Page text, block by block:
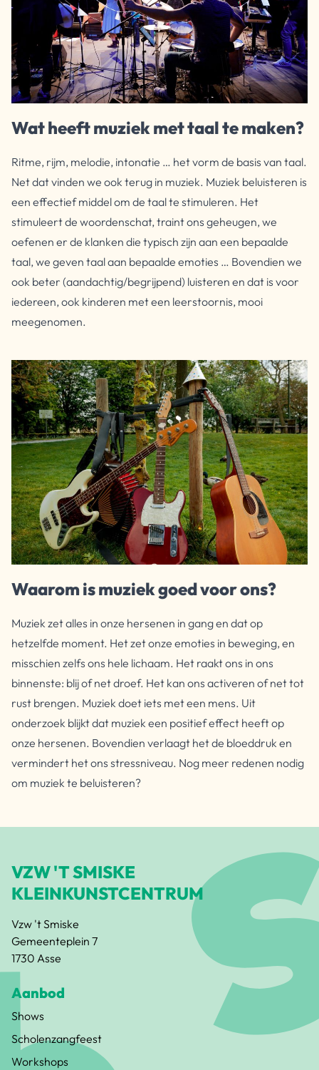
Wat heeft muziek met taal te maken?
Ritme, rijm, melodie, intonatie … het vorm de basis van taal.
Net dat vinden we ook terug in muziek. Muziek beluisteren is
een effectief middel om de taal te stimuleren. Het
stimuleert de woordenschat, traint ons geheugen, we
oefenen er de klanken die typisch zijn aan een bepaalde
taal, we geven taal aan bepaalde emoties … Bovendien we
ook beter (aandachtig/begrijpend) luisteren en dat is voor
iedereen, ook kinderen met een leerstoornis, mooi
meegenomen.
Waarom is muziek goed voor ons?
Muziek zet alles in onze hersenen in gang en dat op
hetzelfde moment. Het zet onze emoties in beweging, en
misschien zelfs ons hele lichaam. Het raakt ons in ons
binnenste: blij of net droef. Het kan ons activeren of net tot
rust brengen. Muziek doet iets met een mens. Uit
onderzoek blijkt dat muziek een positief effect heeft op
onze hersenen. Bovendien verlaagt het de bloeddruk en
vermindert het ons stressniveau. Nog meer redenen nodig
om muziek te beluisteren?
VZW 'T SMISKE
KLEINKUNSTCENTRUM
Vzw 't Smiske
Gemeenteplein 7
1730 Asse
Aanbod
Shows
Scholenzangfeest
Workshops